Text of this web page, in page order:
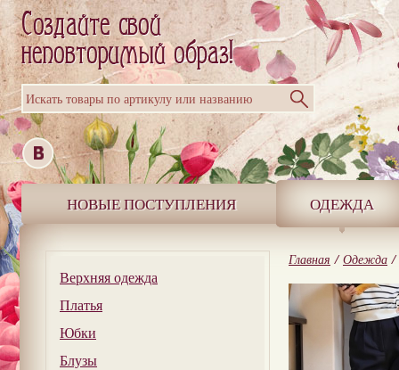
Искать товары по артикулу или названию
НОВЫЕ ПОСТУПЛЕНИЯ ОДЕЖДА
Верхняя одежда
Платья
Юбки
Блузы
Главная / Одежда /